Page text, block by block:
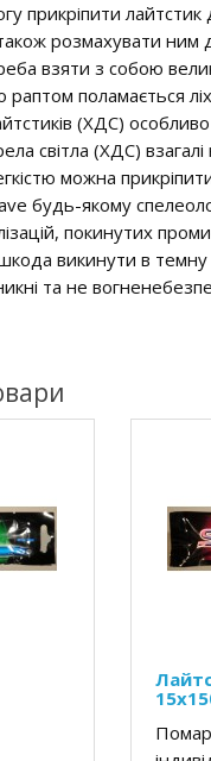
прикріпити
розмахувати
взяти з собою
поламається
(ХДС)
світла (ХДС)
можна
будь-якому
покинутих
викинути в
та не